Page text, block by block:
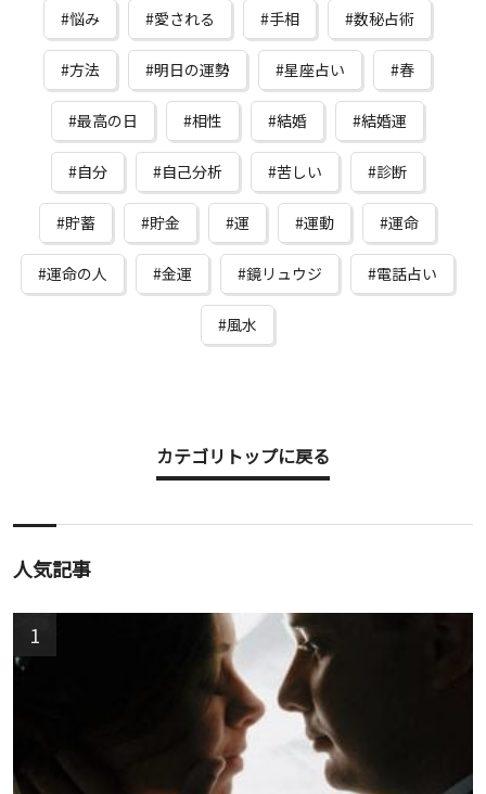
悩み 愛される 手相 数秘占術
方法 明日の運勢 星座占い 春
最高の日 相性 結婚 結婚運
自分 自己分析 苦しい 診断
貯蓄 貯金 運 運動 運命
運命の人 金運 鏡リュウジ 電話占い
風水
カテゴリトップに戻る
人気記事
1